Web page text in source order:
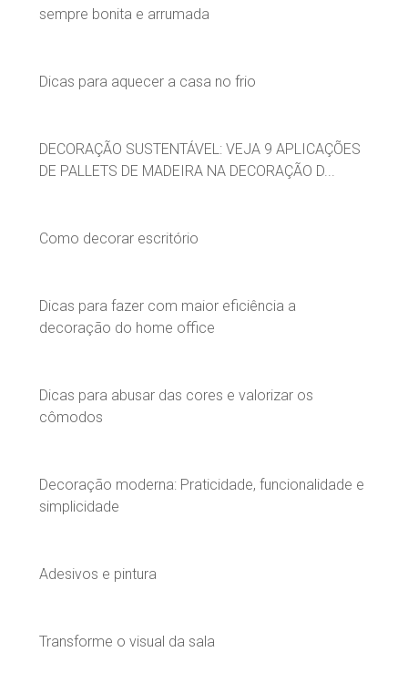
sempre bonita e arrumada
Dicas para aquecer a casa no frio
DECORAÇÃO SUSTENTÁVEL: VEJA 9 APLICAÇÕES
DE PALLETS DE MADEIRA NA DECORAÇÃO D...
Como decorar escritório
Dicas para fazer com maior eficiência a
decoração do home office
Dicas para abusar das cores e valorizar os
cômodos
Decoração moderna: Praticidade, funcionalidade e
simplicidade
Adesivos e pintura
Transforme o visual da sala